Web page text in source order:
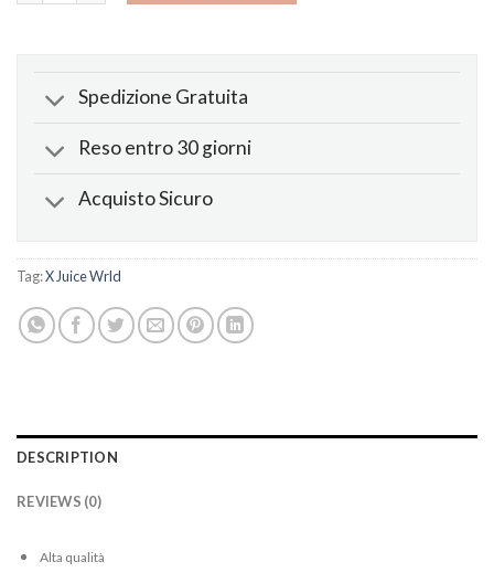
Spedizione Gratuita
Reso entro 30 giorni
Acquisto Sicuro
Tag:X Juice Wrld
DESCRIPTION
REVIEWS (0)
Alta qualità